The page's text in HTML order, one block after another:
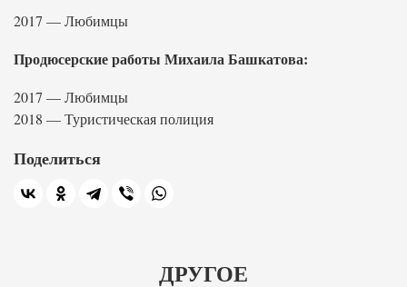
2017 — Любимцы
Продюсерские работы Михаила Башкатова:
2017 — Любимцы
2018 — Туристическая полиция
Поделиться
ДРУГОЕ